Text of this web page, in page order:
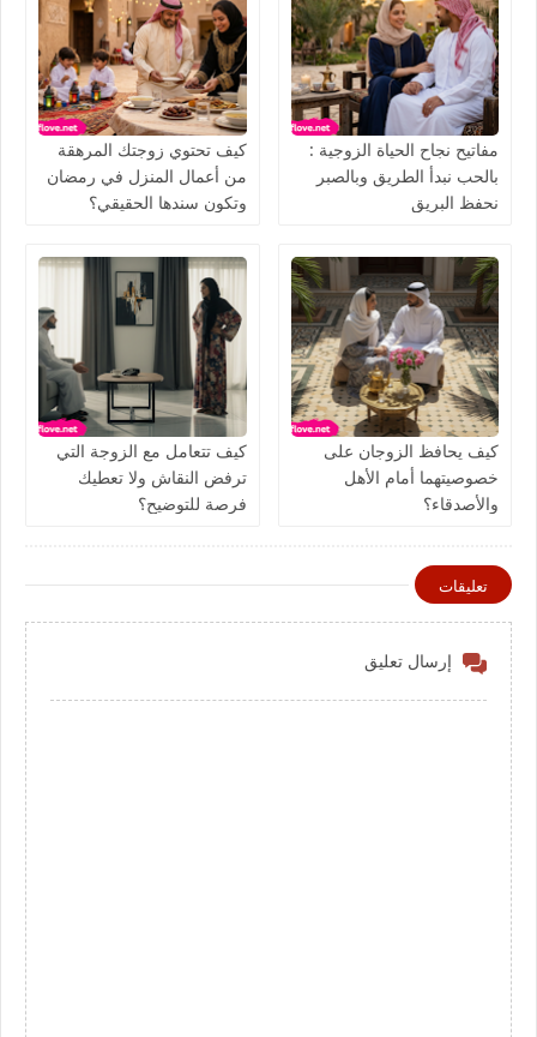
مفاتيح نجاح الحياة الزوجية :
بالحب نبدأ الطريق وبالصبر
نحفظ البريق
كيف تحتوي زوجتك المرهقة
من أعمال المنزل في رمضان
وتكون سندها الحقيقي؟
كيف يحافظ الزوجان على
خصوصيتهما أمام الأهل
والأصدقاء؟
كيف تتعامل مع الزوجة التي
ترفض النقاش ولا تعطيك
فرصة للتوضيح؟
تعليقات
إرسال تعليق